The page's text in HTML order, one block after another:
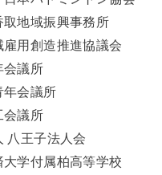
取地域振興事務所
雇用創造推進協議会
会議所
年会議所
会議所
八王子法人会
大学付属柏高等学校